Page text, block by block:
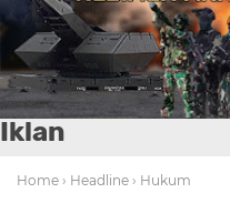
Iklan
Home › Headline › Hukum